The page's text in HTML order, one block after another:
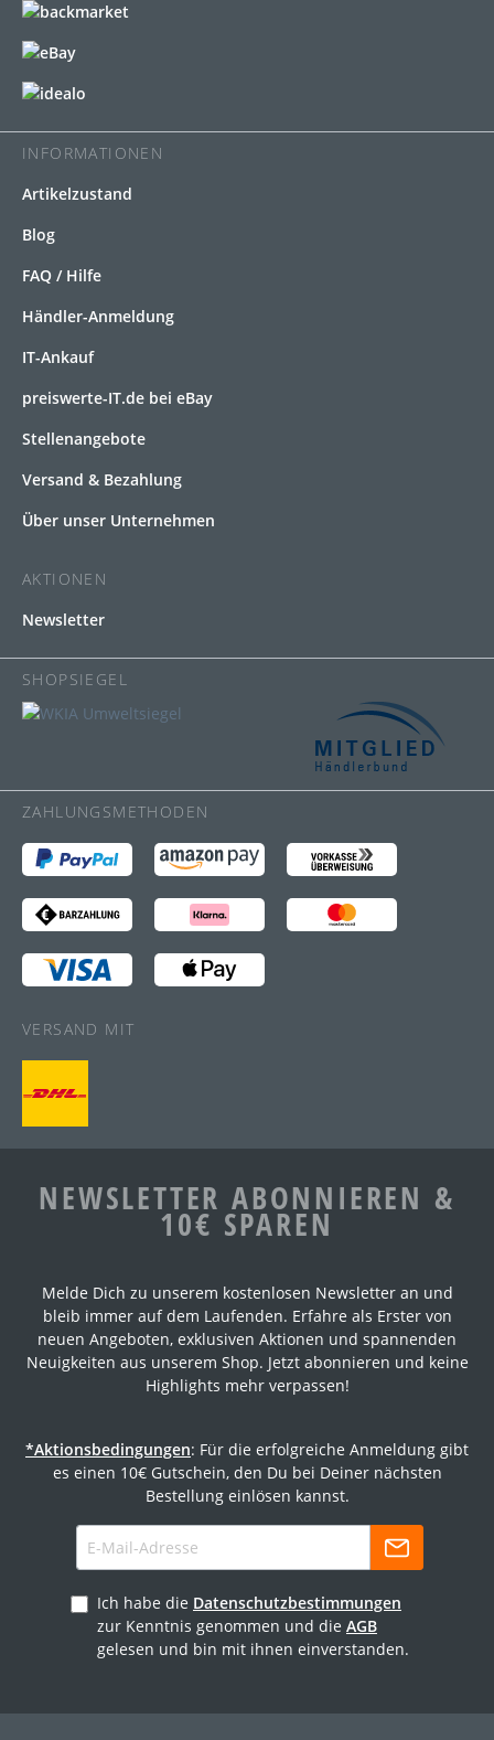
INFORMATIONEN
Artikelzustand
Blog
FAQ / Hilfe
Händler-Anmeldung
IT-Ankauf
preiswerte-IT.de bei eBay
Stellenangebote
Versand & Bezahlung
Über unser Unternehmen
AKTIONEN
Newsletter
SHOPSIEGEL
ZAHLUNGSMETHODEN
VERSAND MIT
NEWSLETTER ABONNIEREN &
10€ SPAREN
Melde Dich zu unserem kostenlosen Newsletter an und
bleib immer auf dem Laufenden. Erfahre als Erster von
neuen Angeboten, exklusiven Aktionen und spannenden
Neuigkeiten aus unserem Shop. Jetzt abonnieren und keine
Highlights mehr verpassen!
*Aktionsbedingungen: Für die erfolgreiche Anmeldung gibt
es einen 10€ Gutschein, den Du bei Deiner nächsten
Bestellung einlösen kannst.
Ich habe die Datenschutzbestimmungen
zur Kenntnis genommen und die AGB
gelesen und bin mit ihnen einverstanden.